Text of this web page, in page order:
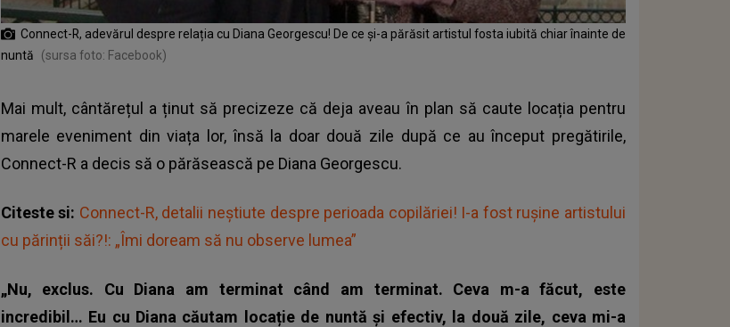
Connect-R, adevărul despre relația cu Diana Georgescu! De ce și-a părăsit artistul fosta iubită chiar înainte de
nuntă
(sursa foto: Facebook)
Mai mult, cântărețul a ținut să precizeze că deja aveau în plan să caute locația pentru
marele eveniment din viața lor, însă la doar două zile după ce au început pregătirile,
Connect-R a decis să o părăsească pe Diana Georgescu.
Citeste si: Connect-R, detalii neștiute despre perioada copilăriei! I-a fost rușine artistului
cu părinții săi?!: „Îmi doream să nu observe lumea”
„Nu, exclus. Cu Diana am terminat când am terminat. Ceva m-a făcut, este
incredibil… Eu cu Diana căutam locație de nuntă și efectiv, la două zile, ceva mi-a